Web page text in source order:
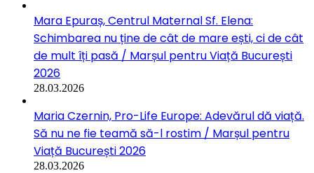
Mara Epuraș, Centrul Maternal Sf. Elena:
Schimbarea nu ține de cât de mare ești, ci de cât
de mult îți pasă / Marșul pentru Viață București
2026
28.03.2026
Maria Czernin, Pro-Life Europe: Adevărul dă viață.
Să nu ne fie teamă să-l rostim / Marșul pentru
Viață București 2026
28.03.2026